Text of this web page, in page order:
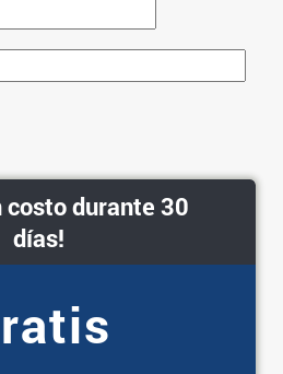
costo durante 30
días!